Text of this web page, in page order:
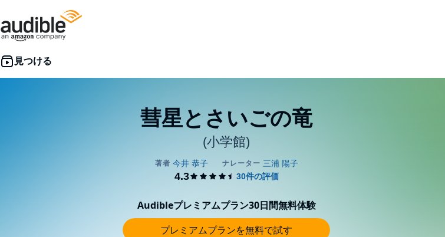
彗星とさいごの竜
(小学館)
Audibleプレミアムプラン30日間無料体験
プレミアムプランを無料で試す